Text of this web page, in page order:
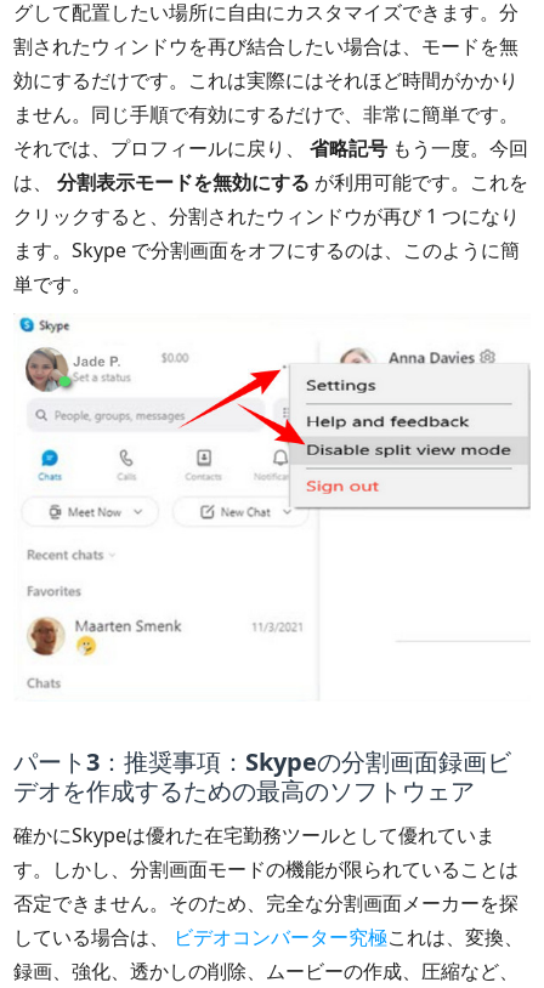
グして配置したい場所に自由にカスタマイズできます。分
割されたウィンドウを再び結合したい場合は、モードを無
効にするだけです。これは実際にはそれほど時間がかかり
ません。同じ手順で有効にするだけで、非常に簡単です。
それでは、プロフィールに戻り、省略記号 もう一度。今回
は、分割表示モードを無効にする が利用可能です。これを
クリックすると、分割されたウィンドウが再び 1 つになり
ます。Skype で分割画面をオフにするのは、このように簡
単です。
パート3：推奨事項：Skypeの分割画面録画ビ
デオを作成するための最高のソフトウェア
確かにSkypeは優れた在宅勤務ツールとして優れていま
す。しかし、分割画面モードの機能が限られていることは
否定できません。そのため、完全な分割画面メーカーを探
している場合は、
ビデオコンバーター究極これは、変換、
録画、強化、透かしの削除、ムービーの作成、圧縮など、